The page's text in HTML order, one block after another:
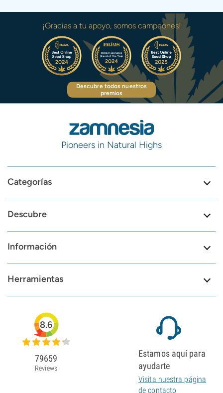
¡Gracias a tu apoyo, somos campeones!
Descubre todos nuestros
premios
Pioneers in Natural Highs
Categorías
Descubre
Información
Herramientas
8.6
79659
Reviews
Estamos aquí para
ayudarte
Visita nuestra página
de contacto